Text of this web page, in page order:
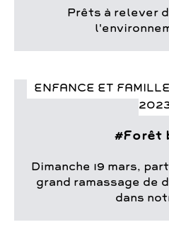
Prêts à relever
ENFANCE ET FAMILLE
#Forêt
Dimanche 19 mars,
grand ramassage de
dans